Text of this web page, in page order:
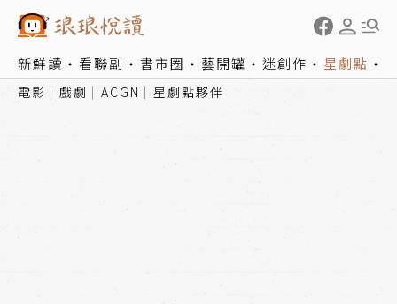
新鮮讀 看聯副 書市圈 藝開罐 迷創作 星劇點
電影 戲劇 ACGN 星劇點夥伴